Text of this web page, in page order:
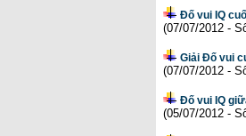
Đố vui IQ
(07/07/2012 -
Giải Đố vui
(07/07/2012 -
Đố vui IQ
(05/07/2012 -